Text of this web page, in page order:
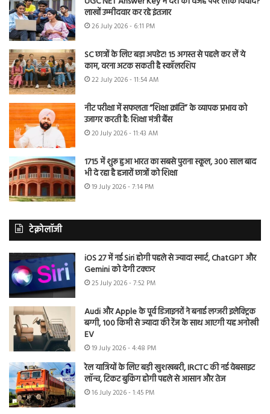
लाखों उम्मीदवार कर रहे इंतजार
26 July 2026 - 6:11 PM
SC छात्रों के लिए बड़ा अपडेट! 15 अगस्त से पहले कर लें ये
काम, वरना अटक सकती है स्कॉलरशिप
22 July 2026 - 11:54 AM
नीट परीक्षा में सफलता “शिक्षा क्रांति” के व्यापक प्रभाव को
उजागर करती है: शिक्षा मंत्री बैंस
20 July 2026 - 11:43 AM
1715 में शुरू हुआ भारत का सबसे पुराना स्कूल, 300 साल बाद
भी दे रहा है हजारों छात्रों को शिक्षा
19 July 2026 - 7:14 PM
टेक्नोलॉजी
iOS 27 में नई Siri होगी पहले से ज्यादा स्मार्ट, ChatGPT और
Gemini को देगी टक्कर
25 July 2026 - 7:52 PM
Audi और Apple के पूर्व डिजाइनरों ने बनाई लग्जरी इलेक्ट्रिक
बग्गी, 100 किमी से ज्यादा की रेंज के साथ आएगी यह अनोखी
EV
19 July 2026 - 4:48 PM
रेल यात्रियों के लिए बड़ी खुशखबरी, IRCTC की नई वेबसाइट
लॉन्च, टिकट बुकिंग होगी पहले से आसान और तेज
16 July 2026 - 1:45 PM